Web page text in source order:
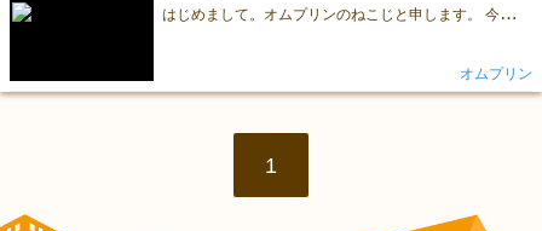
は
じめまして。オムプリンのねこじと申します。 今回は諸事情の為に参加することが出来なくなりました… 大変申し訳ございません。 次回のゲムマでは今回出せなかった「ライドル！」を販売したいと思います。 情報等はTwitterを見ていただければと思います。 どうぞよろしくお願いいたします。
オムプリン
1